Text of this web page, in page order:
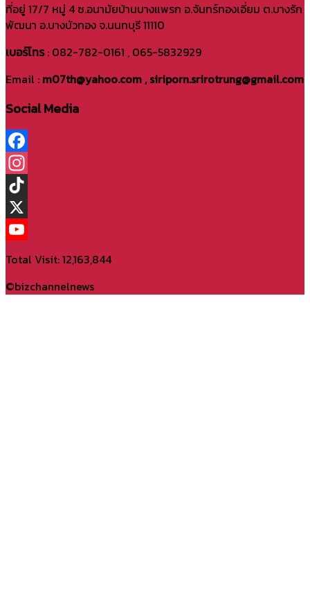
ที่อยู่ 17/7 หมู่ 4 ซ.อนามัยบ้านบางแพรก อ.จันทร์ทองเอี่ยม ต.บางรัก
พัฒนา อ.บางบัวทอง จ.นนทบุรี 11110
เบอร์โทร: 082-782-0161 , 065-5832929
Email : m07th@yahoo.com , siriporn.srirotrung@gmail.com
Social Media
Facebook
Instagram
TikTok
X
Total Visit: 12,163,844
©bizchannelnews